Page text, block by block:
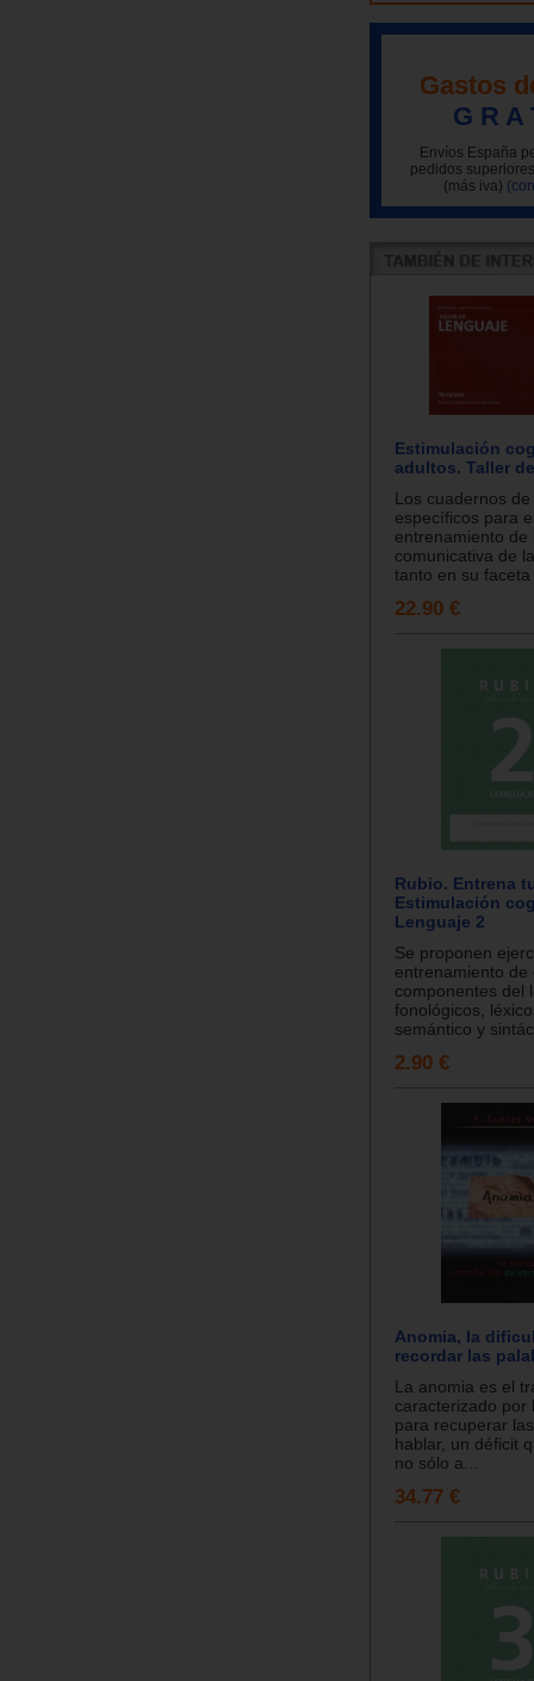
Gastos
G R A
Envíos España
pedidos
(más iva)
Estimulación
adultos. Taller
Los cuadernos
específicos para
entrenamiento de
comunicativa de
tanto en su
22.90 €
Rubio. Entrena
Estimulación
Lenguaje 2
Se proponen
entrenamiento de
componentes del
fonológicos,
semántico y
2.90 €
Anomia, la
recordar las
La anomia es el
caracterizado por
para recuperar
hablar, un déficit
no sólo a...
34.77 €